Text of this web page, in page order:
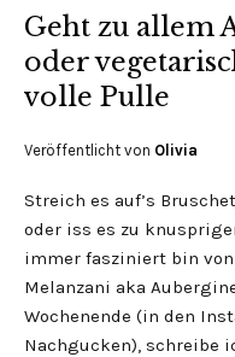
Geht zu allem
oder
volle Pulle
Veröffentlicht von Olivia
Streich es auf’s
oder iss es zu
immer fasziniert bin
Melanzani aka
Wochenende (in den
Nachgucken), schreibe